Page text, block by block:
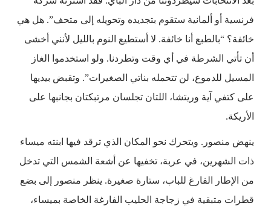
فرنسية أو ألمانية ستقوم بتجديده وتحويله إلى متحف”. هل هي
خائفة؟ “بالطبع أنا خائفة. لا أستطيع النوم بالليل لأنني أخشى
أن تأتي الشرطة في أي وقت وتطردنا. ولو استخدموا الغاز
المسيل للدموع، لن تتحمله بناتي الصغيرات”. وتقبض بيديها
على كتفي آية وريتشا، اللتان تجلسان مرتبكتان بجانبها على
الأريكة.
ينهض منصور. ويتحرك نحو المكان الذي ترقد فيها ابنته ميساء
ذات الشهرين، في عربة، تخفيها عن أشعة الشمس التي تدخل
من الإطار الفارغ للباب، ستارة صغيرة. ينظر منصور إلى بضع
قطرات متبقية في زجاجة الحليب الفارغة الخاصة بميساء،